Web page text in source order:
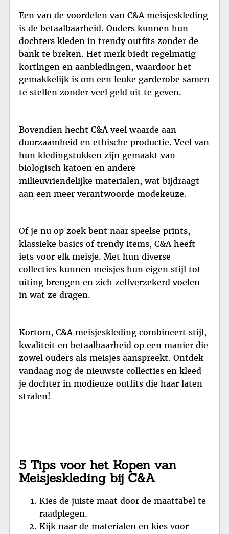
Een van de voordelen van C&A meisjeskleding
is de betaalbaarheid. Ouders kunnen hun
dochters kleden in trendy outfits zonder de
bank te breken. Het merk biedt regelmatig
kortingen en aanbiedingen, waardoor het
gemakkelijk is om een leuke garderobe samen
te stellen zonder veel geld uit te geven.
Bovendien hecht C&A veel waarde aan
duurzaamheid en ethische productie. Veel van
hun kledingstukken zijn gemaakt van
biologisch katoen en andere
milieuvriendelijke materialen, wat bijdraagt
aan een meer verantwoorde modekeuze.
Of je nu op zoek bent naar speelse prints,
klassieke basics of trendy items, C&A heeft
iets voor elk meisje. Met hun diverse
collecties kunnen meisjes hun eigen stijl tot
uiting brengen en zich zelfverzekerd voelen
in wat ze dragen.
Kortom, C&A meisjeskleding combineert stijl,
kwaliteit en betaalbaarheid op een manier die
zowel ouders als meisjes aanspreekt. Ontdek
vandaag nog de nieuwste collecties en kleed
je dochter in modieuze outfits die haar laten
stralen!
5 Tips voor het Kopen van
Meisjeskleding bij C&A
Kies de juiste maat door de maattabel te
raadplegen.
Kijk naar de materialen en kies voor